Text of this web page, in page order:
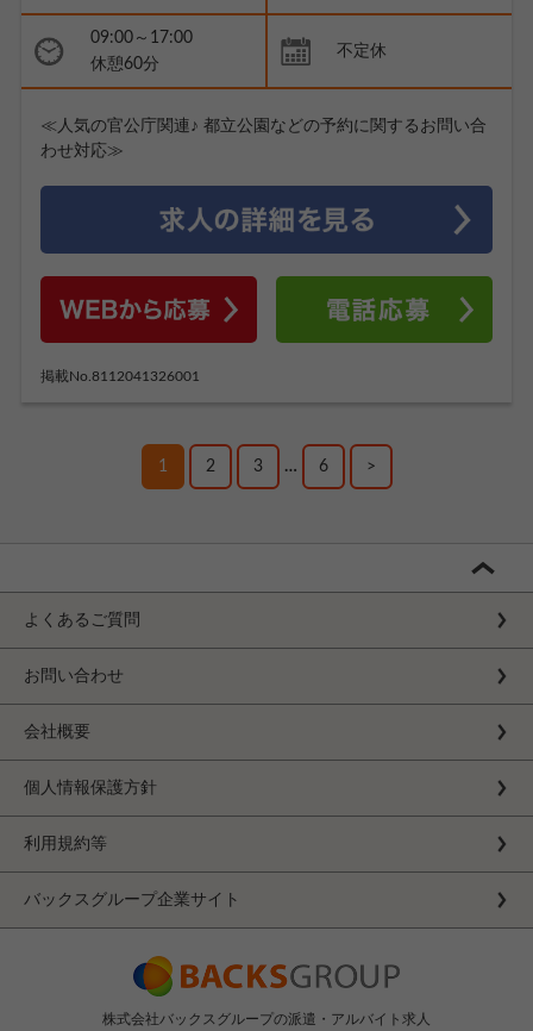
09:00～17:00
休憩60分
不定休
≪人気の官公庁関連♪ 都立公園などの予約に関するお問い合
わせ対応≫
掲載No.8112041326001
1 2 3 … 6 >
よくあるご質問
お問い合わせ
会社概要
個人情報保護方針
利用規約等
バックスグループ企業サイト
株式会社バックスグループの派遣・アルバイト求人